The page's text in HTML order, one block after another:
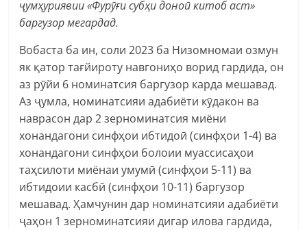
ҷумҳуриявии «Фурӯғи субҳи доноӣ китоб аст»
баргузор мегардад.
Вобаста ба ин, соли 2023 ба Низомномаи озмун
як қатор тағйироту навгониҳо ворид гардида, он
аз рӯйи 6 номинатсия баргузор карда мешавад.
Аз ҷумла, номинатсияи адабиёти кӯдакон ва
наврасон дар 2 зерноминатсия миёни
хонандагони синфҳои ибтидоӣ (синфҳои 1-4) ва
хонандагони синфҳои болоии муассисаҳои
таҳсилоти миёнаи умумӣ (синфҳои 5-11) ва
ибтидоии касбӣ (синфҳои 10-11) баргузор
мешавад. Ҳамчунин дар номинатсияи адабиёти
ҷаҳон 1 зерноминатсияи дигар илова гардида,